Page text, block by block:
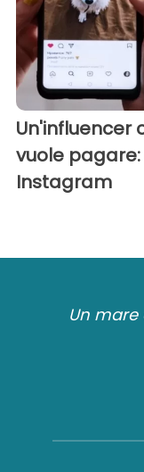
Un'influencer
vuole
Instagram
Un